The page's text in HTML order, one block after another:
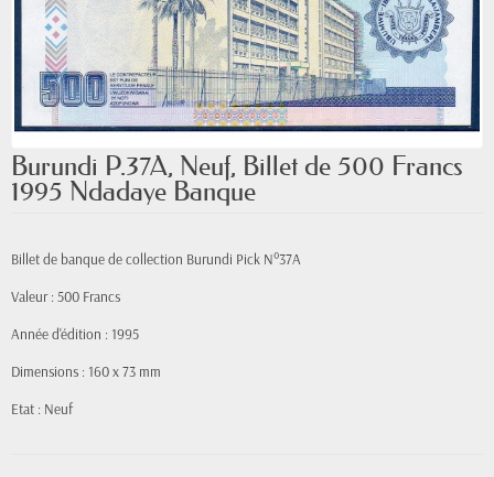
Burundi P.37A, Neuf, Billet de 500 Francs
1995 Ndadaye Banque
Billet de banque de collection Burundi Pick N°37A
Valeur : 500 Francs
Année d'édition : 1995
Dimensions : 160 x 73 mm
Etat : Neuf